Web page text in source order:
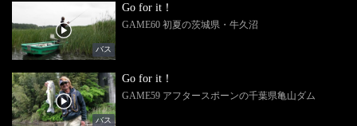
バス
Go for it！
GAME60 初夏の茨城県・牛久沼
バス
Go for it！
GAME59 アフタースポーンの千葉県亀山ダム